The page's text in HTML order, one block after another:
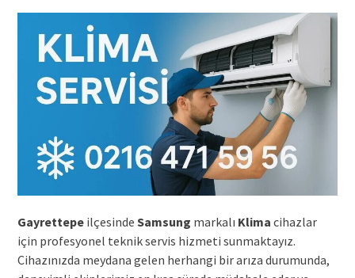
Gayrettepeilçesinde Samsung markalı Klima cihazlar
için profesyonel teknik servis hizmeti sunmaktayız.
Cihazınızda meydana gelen herhangi bir arıza durumunda,